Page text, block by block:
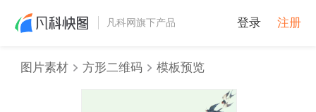
凡科网旗下产品 登录 注册
图片素材 方形二维码 模板预览